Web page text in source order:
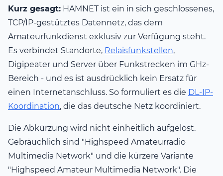
Kurz gesagt: HAMNET ist ein in sich geschlossenes,
TCP/IP-gestütztes Datennetz, das dem
Amateurfunkdienst exklusiv zur Verfügung steht.
Es verbindet Standorte, Relaisfunkstellen,
Digipeater und Server über Funkstrecken im GHz-
Bereich - und es ist ausdrücklich kein Ersatz für
einen Internetanschluss. So formuliert es die DL-IP-
Koordination, die das deutsche Netz koordiniert.
Die Abkürzung wird nicht einheitlich aufgelöst.
Gebräuchlich sind "Highspeed Amateurradio
Multimedia Network" und die kürzere Variante
"Highspeed Amateur Multimedia Network". Die